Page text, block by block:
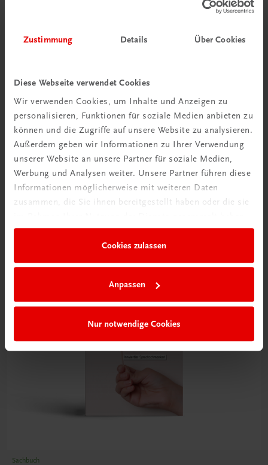
Zustimmung Details Über Cookies
Diese Webseite verwendet Cookies
Wir verwenden Cookies, um Inhalte und Anzeigen zu
personalisieren, Funktionen für soziale Medien anbieten zu
können und die Zugriffe auf unsere Website zu analysieren.
Außerdem geben wir Informationen zu Ihrer Verwendung
unserer Website an unsere Partner für soziale Medien,
Werbung und Analysen weiter. Unsere Partner führen diese
Informationen möglicherweise mit weiteren Daten
zusammen, die Sie ihnen bereitgestellt haben oder die sie
Cookies zulassen
Anpassen
Nur notwendige Cookies
Sachbuch
De größte Freid is d’ Weihnachtszeit
Sachbuch